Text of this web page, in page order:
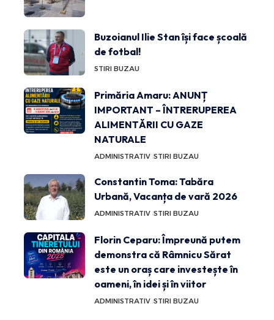
Buzoianul Ilie Stan își face școală
de fotbal!
STIRI BUZAU
Primăria Amaru: ANUNȚ
IMPORTANT – ÎNTRERUPEREA
ALIMENTĂRII CU GAZE
NATURALE
ADMINISTRATIV STIRI BUZAU
Constantin Toma: Tabăra
Urbană, Vacanța de vară 2026
ADMINISTRATIV STIRI BUZAU
Florin Ceparu: Împreună putem
demonstra că Râmnicu Sărat
este un oraș care investește în
oameni, în idei și în viitor
ADMINISTRATIV STIRI BUZAU